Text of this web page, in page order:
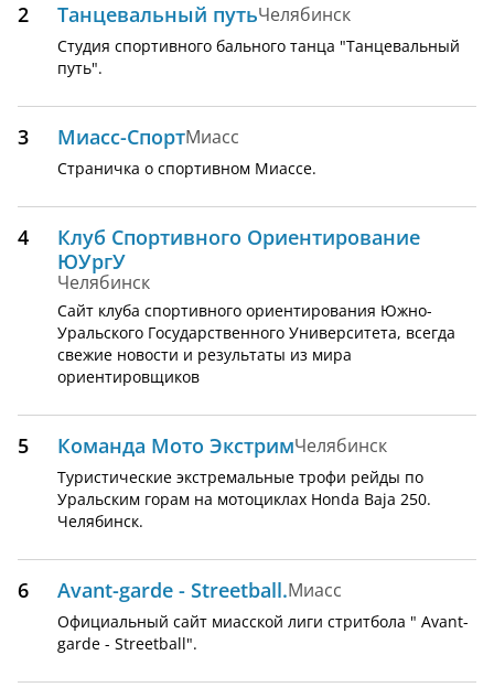
2 Танцевальный путьЧелябинск
Cтудия спортивного бального танца "Танцевальный
путь".
3 Миасс-СпортМиасс
Страничка о спортивном Миассе.
4
Клуб Спортивного Ориентирование
ЮУргУ
Челябинск
Сайт клуба спортивного ориентирования Южно-
Уральского Государственного Университета, всегда
свежие новости и результаты из мира
ориентировщиков
5 Команда Мото ЭкстримЧелябинск
Туристические экстремальные трофи рейды по
Уральским горам на мотоциклах Honda Baja 250.
Челябинск.
6 Avant-garde - Streetball.Миасс
Официальный сайт миасской лиги стритбола " Avant-
garde - Streetball".